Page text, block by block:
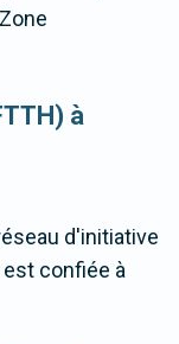
à
d'initiative
confiée à